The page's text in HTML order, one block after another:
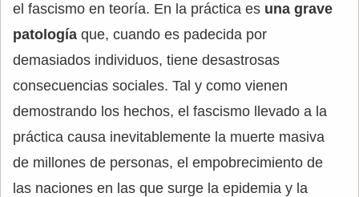
el fascismo en teoría. En la práctica es una grave
patología que, cuando es padecida por
demasiados individuos, tiene desastrosas
consecuencias sociales. Tal y como vienen
demostrando los hechos, el fascismo llevado a la
práctica causa inevitablemente la muerte masiva
de millones de personas, el empobrecimiento de
las naciones en las que surge la epidemia y la